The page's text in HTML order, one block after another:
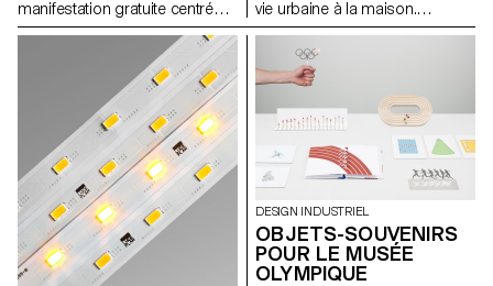
manifestation gratuite centrée
autour de l’image
contemporaine. La spécificité
du Festival Images est de
présenter de la photographie
monumentale en plein air, tout
en présentant des projets
autours de l’image dans un
sens plus large en intérieur.
Pour l’édition 2016, et suite au
succès de l’installation RAFT de
2014, les étudiants de 3e
année Bachelor Design
Industriel ont créé des
dispositifs «aquatiques»
investissant les berges de
vie urbaine à la maison.
L’accessibilité étant l'un des
axes clés d'IKEA, leurs solutions
ont été des produits durables,
adaptables et fonctionnels à
bas prix. Les résultats ont été
présentés lors des Democratic
Design Days d’IKEA à Älmhult,
Suède en juin 2016. Vues de
l'exposition par ECAL/Sébastien
Cluzel
DESIGN INDUSTRIEL
OBJETS-SOUVENIRS
POUR LE MUSÉE
OLYMPIQUE